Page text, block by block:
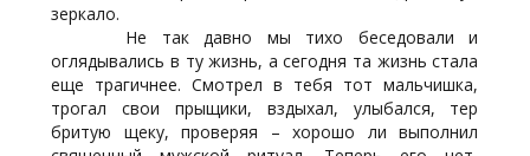
зеркало.
Не так давно мы тихо беседовали и
оглядывались в ту жизнь, а сегодня та жизнь стала
еще трагичнее. Смотрел в тебя тот мальчишка,
трогал свои прыщики, вздыхал, улыбался, тер
бритую щеку, проверяя – хорошо ли выполнил